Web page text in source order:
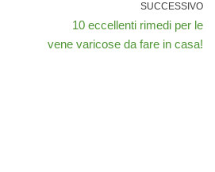
SUCCESSIVO
10 eccellenti rimedi per le
vene varicose da fare in casa!